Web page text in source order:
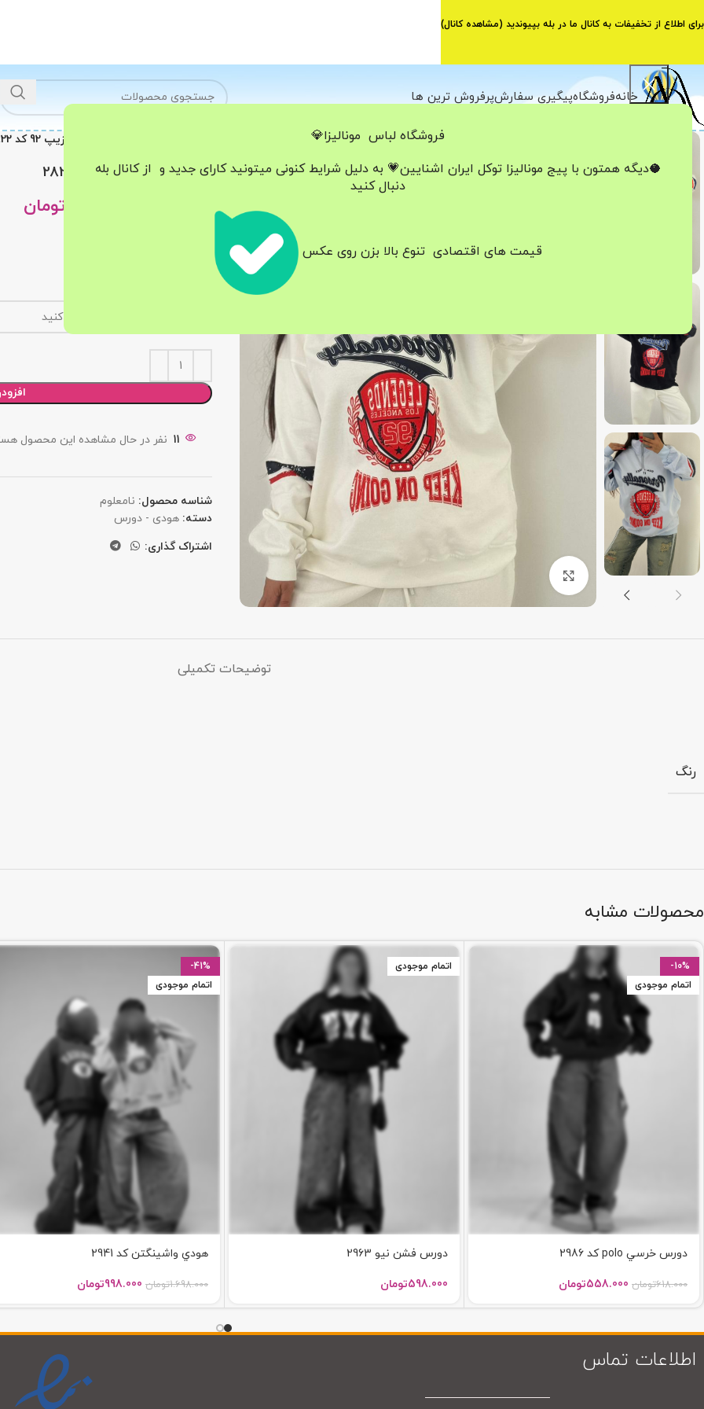
فروشگاه لباس مونالیزا💎
🥥دیگه همتون با پیج مونالیزا تو‌کل ایران اشنایین💗 به دلیل شرایط کنونی میتونید کارای جدید و از کانال بله
دنبال کنید
قیمت های اقتصادی تنوع بالا بزن روی عکس
خانهفروشگاهپیگیری سفارشپرفروش ترین ها
اتمام موجودی
بزرگنمایی تصویر
دورس نیم زیپ 92 کد 2822
دورس نیم زیپ 92 کد 2822
تومان
11 نفر در حال مشاهده این محصول
شناسه محصول: نامعلوم
دسته: هودی - دورس
اشتراک گذاری:
توضیحات تکمیلی
رنگ
محصولات مشابه
-10%
اتمام موجودی
دورس خرسي polo کد 2986
618.000تومان 558.000تومان
اتمام موجودی
دورس فشن نیو 2963
598.000تومان
-41%
اتمام موجودی
هودي واشينگتن کد 2941
1.698.000تومان 998.000تومان
اطلاعات تماس
برای اطلاع از تخفیفات به کانال ما در بله بپیوندید (مشاهده کانال)